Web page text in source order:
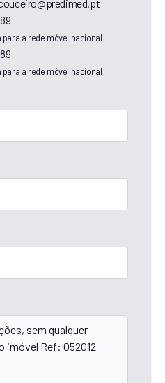
para a rede móvel nacional
para a rede móvel nacional